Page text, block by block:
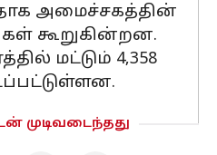
அமைச்சகத்தின்
கூறுகின்றன.
மட்டும் 4,358
முடிவடைந்தது